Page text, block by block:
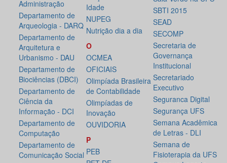
Administração
Departamento de
Arqueologia - DARQ
Departamento de
Arquitetura e
Urbanismo - DAU
Departamento de
Biociências (DBCI)
Departamento de
Ciência da
Informação - DCI
Departamento de
Computação
Departamento de
Comunicação Social
Idade
NUPEG
Nutrição dia a dia
O
OCMEA
OFICIAIS
Olimpíada Brasileira
de Contabilidade
Olimpíadas de
Inovação
OUVIDORIA
P
PEB
SBTI 2015
SEAD
SECOMP
Secretaria de
Governança
Institucional
Secretariado
Executivo
Seguranca Digital
Segurança UFS
Semana Acadêmica
de Letras - DLI
Semana de
Fisioterapia da UFS